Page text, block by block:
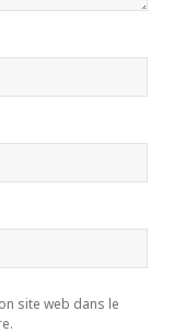
site web dans le